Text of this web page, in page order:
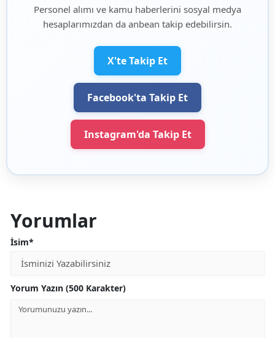
Personel alımı ve kamu haberlerini sosyal medya
hesaplarımızdan da anbean takip edebilirsin.
X'te Takip Et
Facebook'ta Takip Et
Instagram'da Takip Et
Yorumlar
İsim*
Yorum Yazın (500 Karakter)